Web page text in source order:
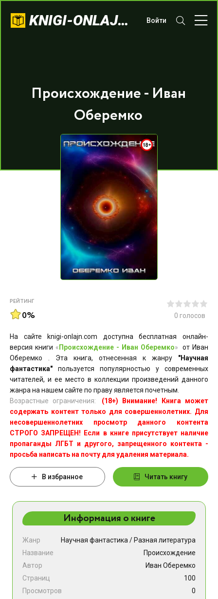
KNIGI-ONLAJN.COM Войти
Происхождение - Иван
Оберемко
РЕЙТИНГ
0% 0 голосов
На сайте knigi-onlajn.com доступна бесплатная онлайн-
версия книги « Происхождение - Иван Оберемко»
от Иван
Оберемко . Эта книга, отнесенная к жанру "Научная
фантастика" пользуется популярностью у современных
читателей, и ее место в коллекции произведений данного
жанра на нашем сайте по праву является почетным.
Возрастные ограничения:
(18+) Внимание! Книга может
содержать контент только для совершеннолетних. Для
несовершеннолетних просмотр данного контента
СТРОГО ЗАПРЕЩЕН! Если в книге присутствует наличие
пропаганды ЛГБТ и другого, запрещенного контента -
просьба написать на почту для удаления материала.
В избранное Читать книгу
Информация о книге
Жанр Научная фантастика / Разная литература
Название
Происхождение
Автор
Иван Оберемко
Страниц
100
Просмотров
0